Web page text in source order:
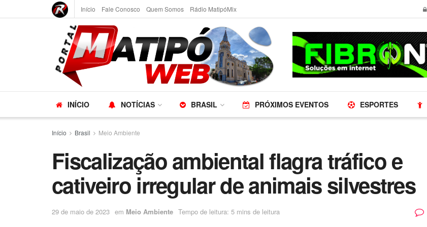
Início Fale Conosco Quem Somos Rádio MatipóMix
INÍCIO NOTÍCIAS BRASIL PRÓXIMOS EVENTOS ESPORTES
Início Brasil Meio Ambiente
Fiscalização ambiental flagra tráfico e
cativeiro irregular de animais silvestres
29 de maio de 2023 em Meio Ambiente Tempo de leitura: 5 mins de leitura